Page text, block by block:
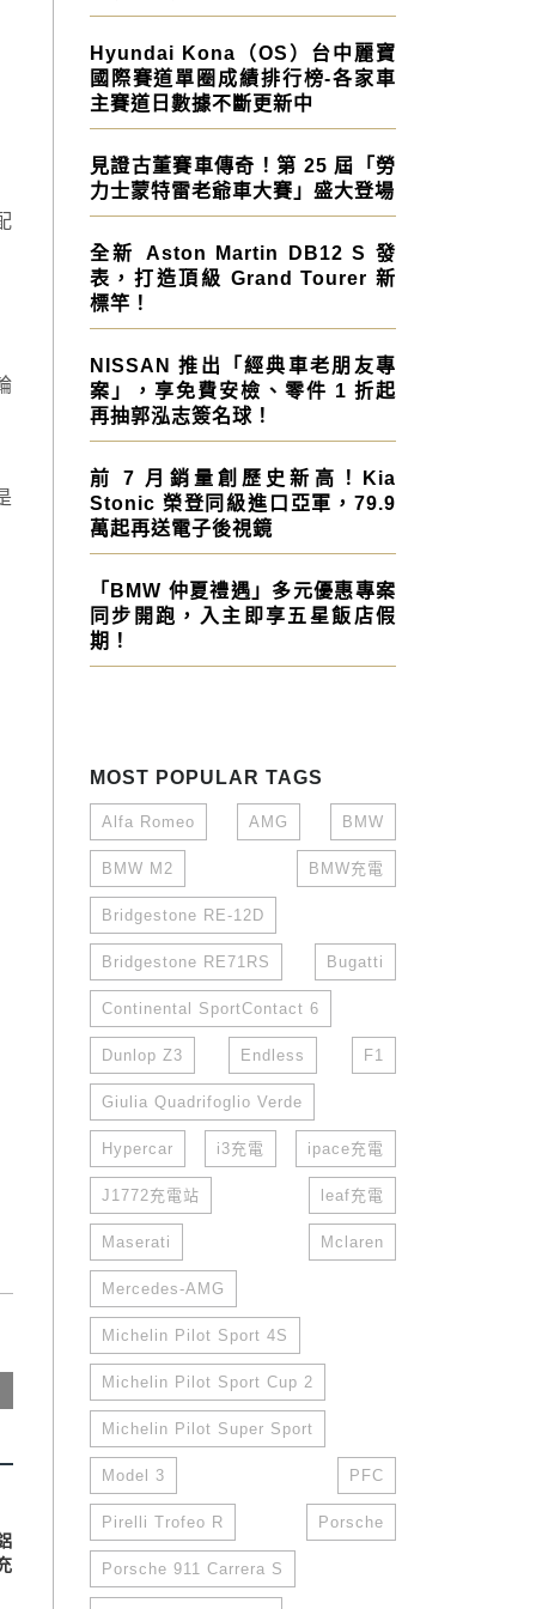
Hyundai Kona（OS）台中麗寶
國際賽道單圈成績排行榜-各家車
主賽道日數據不斷更新中
見證古董賽車傳奇！第 25 屆「勞
力士蒙特雷老爺車大賽」盛大登場
全新 Aston Martin DB12 S 發
表，打造頂級 Grand Tourer 新
標竿！
NISSAN 推出「經典車老朋友專
案」，享免費安檢、零件 1 折起
再抽郭泓志簽名球！
前 7 月銷量創歷史新高！Kia
Stonic 榮登同級進口亞軍，79.9
萬起再送電子後視鏡
「BMW 仲夏禮遇」多元優惠專案
同步開跑，入主即享五星飯店假
期！
MOST POPULAR TAGS
Alfa Romeo AMG BMW
BMW M2 BMW充電
Bridgestone RE-12D
Bridgestone RE71RS Bugatti
Continental SportContact 6
Dunlop Z3 Endless F1
Giulia Quadrifoglio Verde
Hypercar i3充電 ipace充電
J1772充電站 leaf充電
Maserati Mclaren
Mercedes-AMG
Michelin Pilot Sport 4S
Michelin Pilot Sport Cup 2
Michelin Pilot Super Sport
Model 3 PFC
Pirelli Trofeo R Porsche
Porsche 911 Carrera S